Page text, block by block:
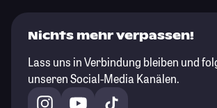
Nichts mehr verpassen!
Lass uns in Verbindung bleiben und
unseren Social-Media Kanälen.